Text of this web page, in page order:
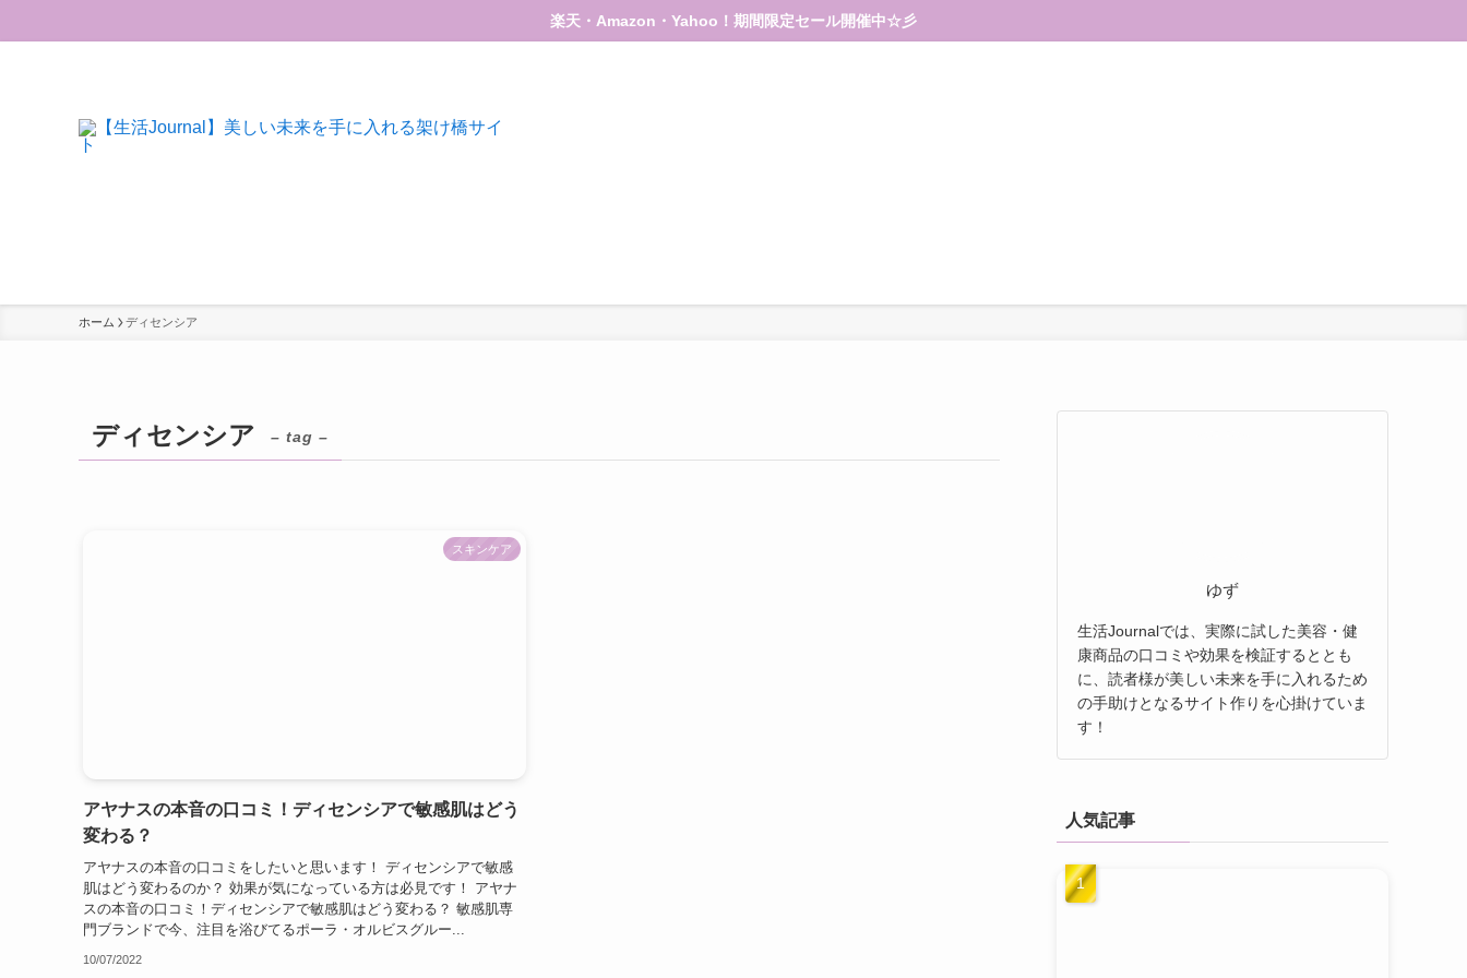
楽天・Amazon・Yahoo！期間限定セール開催中☆彡
ホーム ディセンシア
ディセンシア – tag –
スキンケア
アヤナスの本音の口コミ！ディセンシアで敏感肌はどう
変わる？
アヤナスの本音の口コミをしたいと思います！ ディセンシアで敏感
肌はどう変わるのか？ 効果が気になっている方は必見です！ アヤナ
スの本音の口コミ！ディセンシアで敏感肌はどう変わる？ 敏感肌専
門ブランドで今、注目を浴びてるポーラ・オルビスグルー...
10/07/2022
ゆず
生活Journalでは、実際に試した美容・健
康商品の口コミや効果を検証するととも
に、読者様が美しい未来を手に入れるため
の手助けとなるサイト作りを心掛けていま
す！
人気記事